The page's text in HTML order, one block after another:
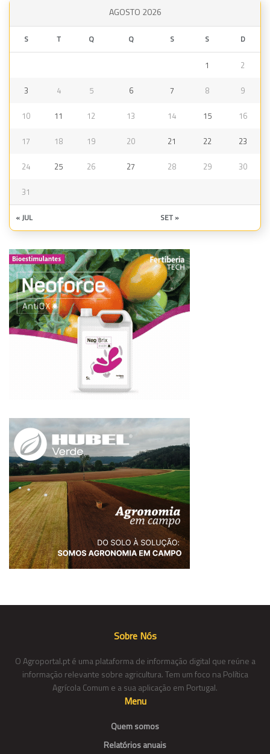
AGOSTO 2026
S T Q Q S S D
1 2
3 4 5 6 7 8 9
10 11 12 13 14 15 16
17 18 19 20 21 22 23
24 25 26 27 28 29 30
31
« JUL SET »
Sobre Nós
O Agroportal.pt é uma plataforma de informação digital que reúne a
informação relevante sobre agricultura. Tem um foco na Política
Agrícola Comum e a sua aplicação em Portugal.
Menu
Quem somos
Relatórios anuais